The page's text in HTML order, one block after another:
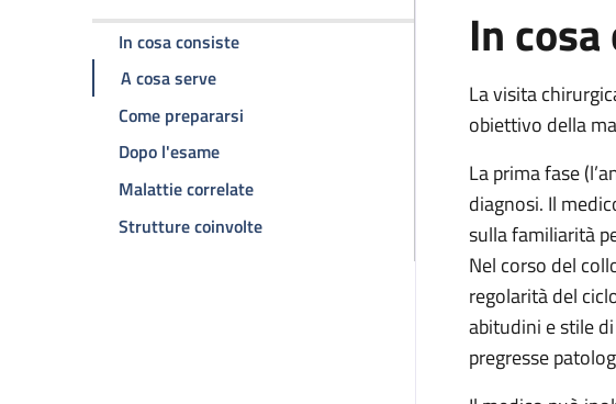
In cosa consistedella pagina Visita chirurgica senologica
A cosa servedella pagina Visita chirurgica senologica
Come prepararsi della pagina Visita chirurgica senologica
Dopo l'esamedella pagina Visita chirurgica senologica
Malattie correlatedella pagina Visita chirurgica senologica
Strutture coinvoltedella pagina Visita chirurgica senologica
In
La visita
obiettivo della
La prima fase
diagnosi. Il
sulla familiarità
Nel corso del
regolarità del
abitudini e stile
pregresse